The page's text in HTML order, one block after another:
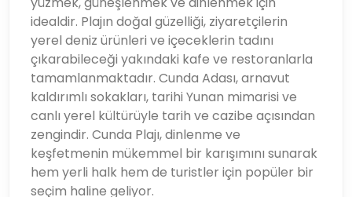
idealdir. Plajın doğal güzelliği, ziyaretçilerin
yerel deniz ürünleri ve içeceklerin tadını
çıkarabileceği yakındaki kafe ve restoranlarla
tamamlanmaktadır. Cunda Adası, arnavut
kaldırımlı sokakları, tarihi Yunan mimarisi ve
canlı yerel kültürüyle tarih ve cazibe açısından
zengindir. Cunda Plajı, dinlenme ve
keşfetmenin mükemmel bir karışımını sunarak
hem yerli halk hem de turistler için popüler bir
seçim haline geliyor.